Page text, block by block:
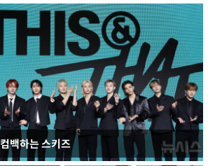
컴백하는 스키즈
입추 하루 앞둔 전남광주… 열화상 카메라에 담긴